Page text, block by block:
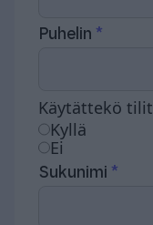
Puhelin
Käytättekö
Kyllä
Ei
Sukunimi